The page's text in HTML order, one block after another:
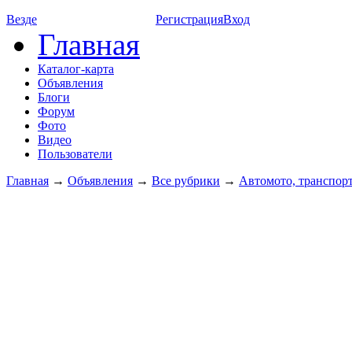
Везде РегистрацияВход
Главная
Каталог-карта
Объявления
Блоги
Форум
Фото
Видео
Пользователи
Главная → Объявления → Все рубрики → Автомото,